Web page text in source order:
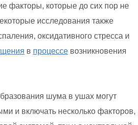
факторы, которые до сих пор не
исследования также
оксидативного стресса и
в процессе возникновения
шума в ушах могут
и включать несколько факторов,